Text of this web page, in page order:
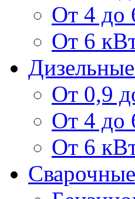
От 4 до
От 6
От 0,9
От 4 до
От 6